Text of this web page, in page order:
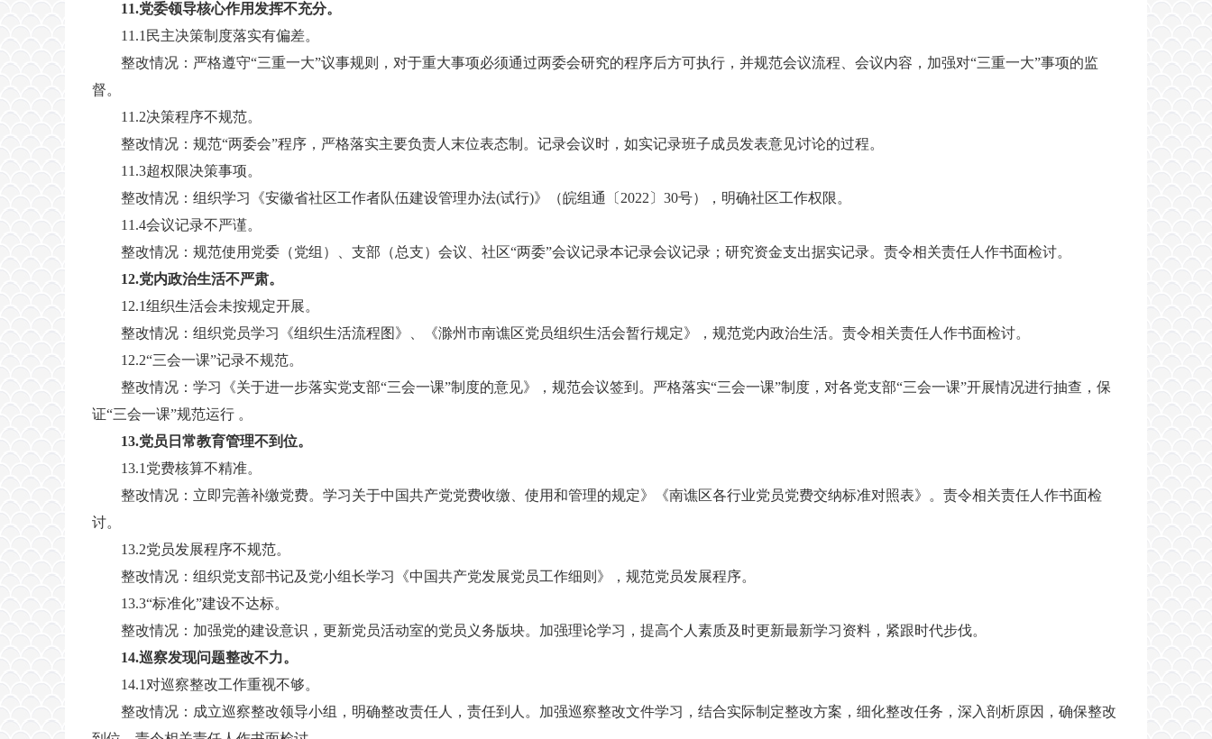
11.党委领导核心作用发挥不充分。
11.1民主决策制度落实有偏差。
整改情况：严格遵守“三重一大”议事规则，对于重大事项必须通过两委会研究的程序后方可执行，并规范会议流程、会议内容，加强对“三重一大”事项的监
督。
11.2决策程序不规范。
整改情况：规范“两委会”程序，严格落实主要负责人末位表态制。记录会议时，如实记录班子成员发表意见讨论的过程。
11.3超权限决策事项。
整改情况：组织学习《安徽省社区工作者队伍建设管理办法(试行)》（皖组通〔2022〕30号），明确社区工作权限。
11.4会议记录不严谨。
整改情况：规范使用党委（党组）、支部（总支）会议、社区“两委”会议记录本记录会议记录；研究资金支出据实记录。责令相关责任人作书面检讨。
12.党内政治生活不严肃。
12.1组织生活会未按规定开展。
整改情况：组织党员学习《组织生活流程图》、《滁州市南谯区党员组织生活会暂行规定》，规范党内政治生活。责令相关责任人作书面检讨。
12.2“三会一课”记录不规范。
整改情况：学习《关于进一步落实党支部“三会一课”制度的意见》，规范会议签到。严格落实“三会一课”制度，对各党支部“三会一课”开展情况进行抽查，保
证“三会一课”规范运行 。
13.党员日常教育管理不到位。
13.1党费核算不精准。
整改情况：立即完善补缴党费。学习关于中国共产党党费收缴、使用和管理的规定》《南谯区各行业党员党费交纳标准对照表》。责令相关责任人作书面检
讨。
13.2党员发展程序不规范。
整改情况：组织党支部书记及党小组长学习《中国共产党发展党员工作细则》，规范党员发展程序。
13.3“标准化”建设不达标。
整改情况：加强党的建设意识，更新党员活动室的党员义务版块。加强理论学习，提高个人素质及时更新最新学习资料，紧跟时代步伐。
14.巡察发现问题整改不力。
14.1对巡察整改工作重视不够。
整改情况：成立巡察整改领导小组，明确整改责任人，责任到人。加强巡察整改文件学习，结合实际制定整改方案，细化整改任务，深入剖析原因，确保整改